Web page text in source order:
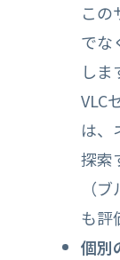
この
でな
しま
VLC
は、
探索
（
も評
個別